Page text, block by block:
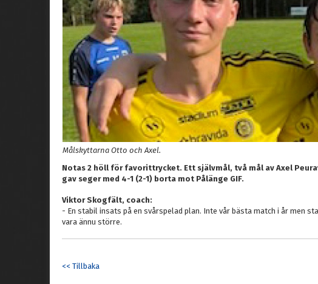
Målskyttarna Otto och Axel.
Notas 2 höll för favorittrycket. Ett självmål, två mål av Axel
gav seger med 4-1 (2-1) borta mot Pålänge GIF.
Viktor Skogfält, coach:
- En stabil insats på en svårspelad plan. Inte vår bästa match i år men
vara ännu större.
<< Tillbaka